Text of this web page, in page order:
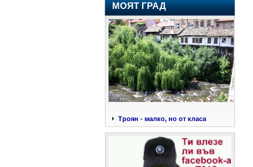
МОЯТ ГРАД
Троян - малко, но от класа